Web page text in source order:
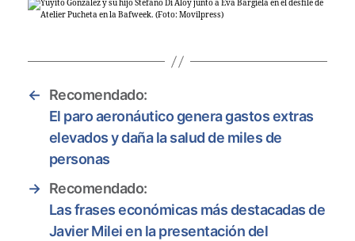
←
Recomendado:
El paro aeronáutico genera gastos extras
elevados y daña la salud de miles de
personas
→ Recomendado:
Las frases económicas más destacadas de
Javier Milei en la presentación del